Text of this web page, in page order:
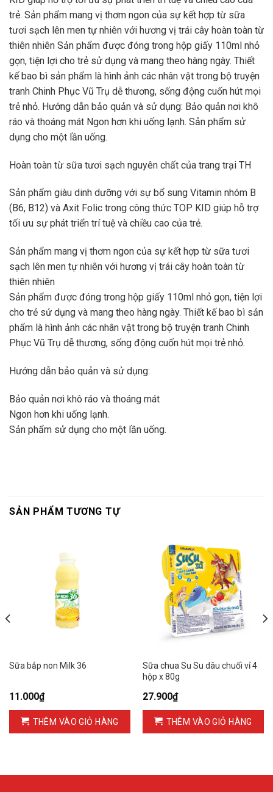
trẻ. Sản phẩm mang vị thơm ngon của sự kết hợp từ sữa
tươi sạch lên men tự nhiên với hương vị trái cây hoàn toàn từ
thiên nhiên Sản phẩm được đóng trong hộp giấy 110ml nhỏ
gọn, tiện lợi cho trẻ sử dụng và mang theo hàng ngày. Thiết
kế bao bì sản phẩm là hình ảnh các nhân vật trong bộ truyện
tranh Chinh Phục Vũ Trụ dễ thương, sống động cuốn hút mọi
trẻ nhỏ. Hướng dẫn bảo quản và sử dụng: Bảo quản nơi khô
ráo và thoáng mát Ngon hơn khi uống lạnh. Sản phẩm sử
dụng cho một lần uống.
Hoàn toàn từ sữa tươi sạch nguyên chất của trang trại TH
Sản phẩm giàu dinh dưỡng với sự bổ sung Vitamin nhóm B
(B6, B12) và Axit Folic trong công thức TOP KID giúp hỗ trợ
tối ưu sự phát triển trí tuệ và chiều cao của trẻ.
Sản phẩm mang vị thơm ngon của sự kết hợp từ sữa tươi
sạch lên men tự nhiên với hương vị trái cây hoàn toàn từ
thiên nhiên
Sản phẩm được đóng trong hộp giấy 110ml nhỏ gọn, tiện lợi
cho trẻ sử dụng và mang theo hàng ngày. Thiết kế bao bì sản
phẩm là hình ảnh các nhân vật trong bộ truyện tranh Chinh
Phục Vũ Trụ dễ thương, sống động cuốn hút mọi trẻ nhỏ.
Hướng dẫn bảo quản và sử dụng:
Bảo quản nơi khô ráo và thoáng mát
Ngon hơn khi uống lạnh.
Sản phẩm sử dụng cho một lần uống.
SẢN PHẨM TƯƠNG TỰ
Sữa bắp non Milk 36
11.000₫
THÊM VÀO GIỎ HÀNG
Sữa chua Su Su dâu chuối vỉ 4
hộp x 80g
27.900₫
THÊM VÀO GIỎ HÀNG